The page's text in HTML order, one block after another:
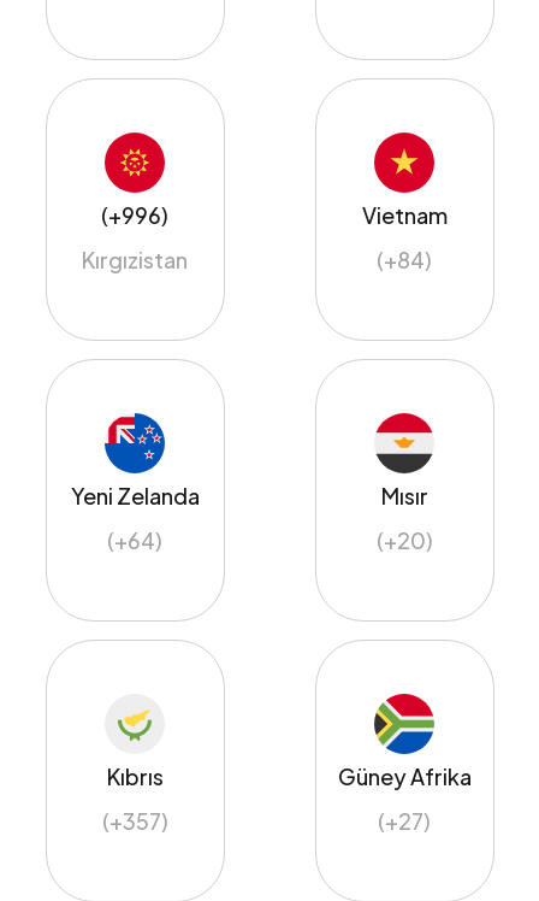
(+996)
Kırgızistan
Vietnam
(+84)
Yeni Zelanda
(+64)
Mısır
(+20)
Kıbrıs
(+357)
Güney Afrika
(+27)